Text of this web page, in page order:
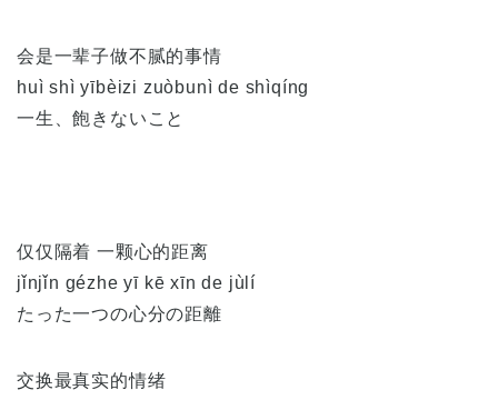
会是一辈子做不腻的事情
huì shì yībèizi zuòbunì de shìqíng
一生、飽きないこと
仅仅隔着 一颗心的距离
jǐnjǐn gézhe yī kē xīn de jùlí
たった一つの心分の距離
交换最真实的情绪